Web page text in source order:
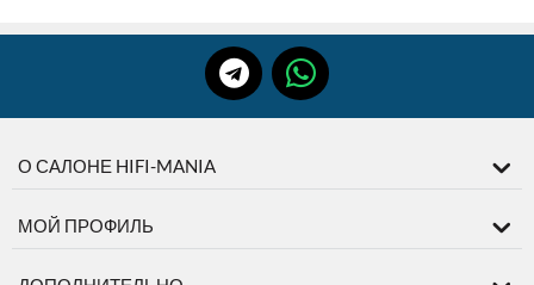
О САЛОНЕ HIFI-MANIA
МОЙ ПРОФИЛЬ